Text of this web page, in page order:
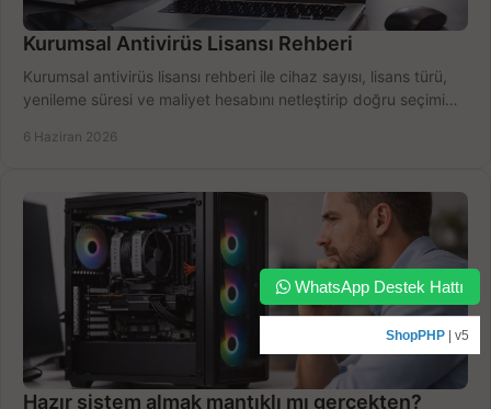
Kurumsal Antivirüs Lisansı Rehberi
Kurumsal antivirüs lisansı rehberi ile cihaz sayısı, lisans türü,
yenileme süresi ve maliyet hesabını netleştirip doğru seçimi
6 Haziran 2026
Hazır sistem almak mantıklı mı gerçekten?
WhatsApp Destek Hattı
ShopPHP | v5